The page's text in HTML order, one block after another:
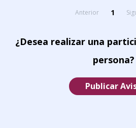
Anterior 1
¿Desea realizar una
persona?
Publicar